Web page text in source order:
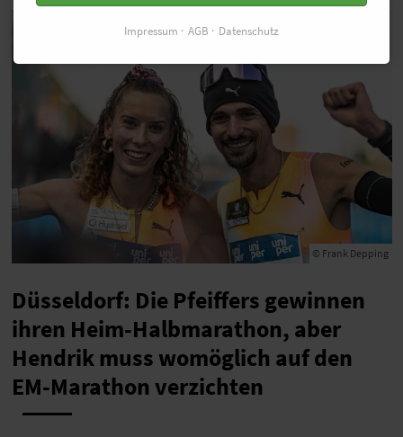
© Frank Depping
Düsseldorf: Die Pfeiffers gewinnen
ihren Heim-Halbmarathon, aber
Hendrik muss womöglich auf den
EM-Marathon verzichten
Impressum AGB Datenschutz